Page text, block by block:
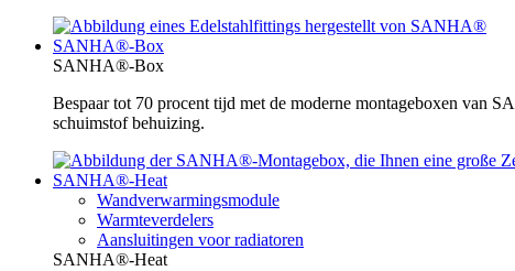
SANHA®-Box
SANHA®-Box
Bespaar tot 70 procent tijd met de moderne montageboxen van
schuimstof behuizing.
SANHA®-Heat
Wandverwarmingsmodule
Warmteverdelers
Aansluitingen voor radiatoren
SANHA®-Heat